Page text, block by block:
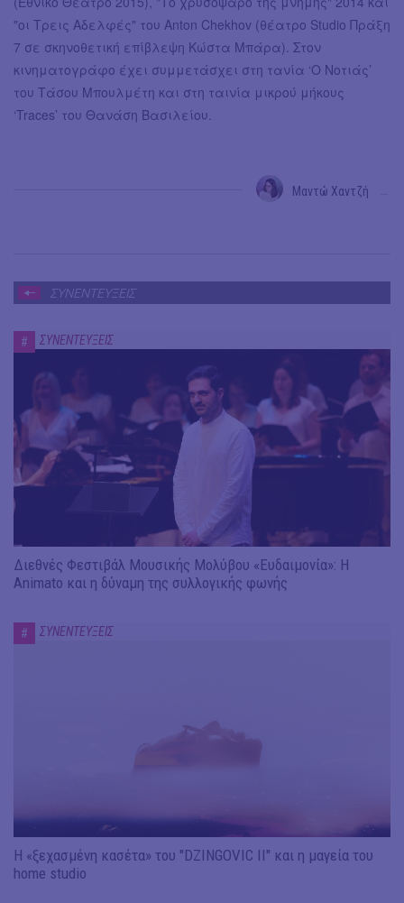
"οι Τρεις Αδελφές" του Anton Chekhov (θέατρο Studio Πράξη
7 σε σκηνοθετική επίβλεψη Κώστα Μπάρα). Στον
κινηματογράφο έχει συμμετάσχει στη τανία ‘O Νοτιάς’
του Τάσου Μπουλμέτη και στη ταινία μικρού μήκους
‘Traces’ του Θανάση Βασιλείου.
Μαντώ Χαντζή
ΣΥΝΕΝΤΕΥΞΕΙΣ
# ΣΥΝΕΝΤΕΥΞΕΙΣ
Διεθνές Φεστιβάλ Μουσικής Μολύβου «Ευδαιμονία»: Η
Animato και η δύναμη της συλλογικής φωνής
# ΣΥΝΕΝΤΕΥΞΕΙΣ
Η «ξεχασμένη κασέτα» του "DZINGOVIC II" και η μαγεία του
home studio